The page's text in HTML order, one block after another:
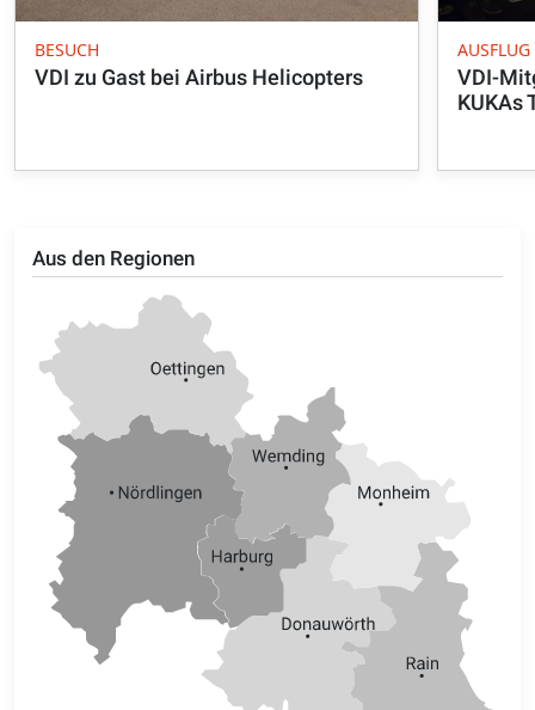
Aus den Regionen
BESUCH
VDI zu Gast bei Airbus Helicopters
AUSFLUG
VDI-
KUKAs